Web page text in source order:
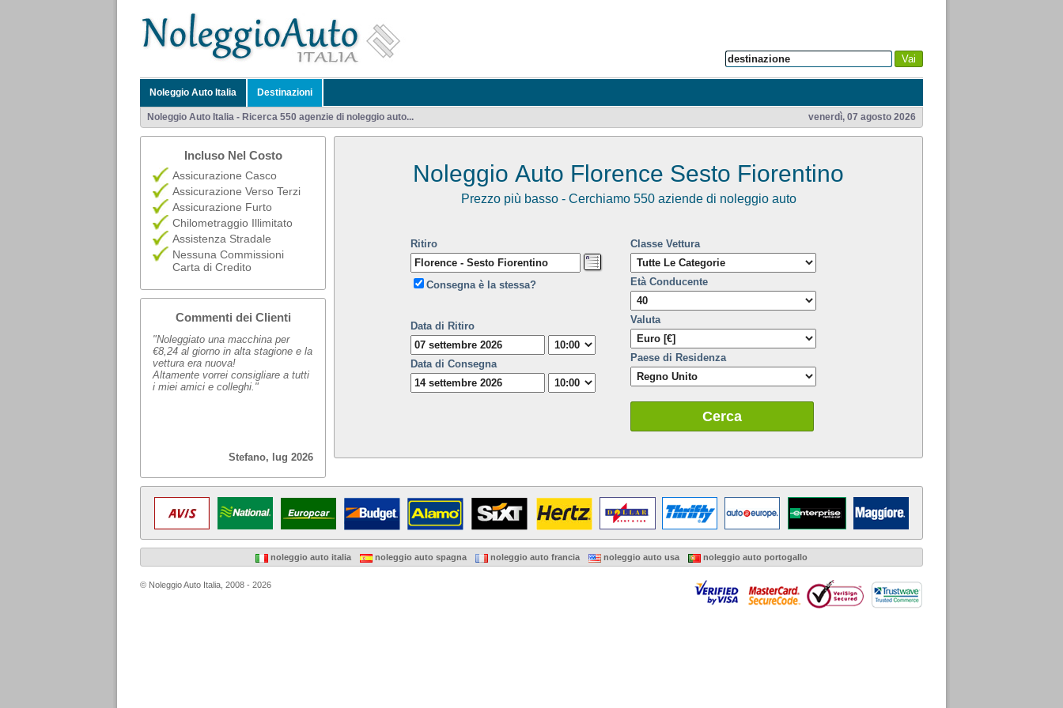
Vai
Noleggio Auto Italia Destinazioni
Noleggio Auto Italia - Ricerca 550 agenzie di noleggio auto... venerdì, 07 agosto 2026
Incluso Nel Costo
Assicurazione Casco
Assicurazione Verso Terzi
Assicurazione Furto
Chilometraggio Illimitato
Assistenza Stradale
Nessuna Commissioni
Carta di Credito
Commenti dei Clienti
"Noleggiato una macchina per
€8,24 al giorno in alta stagione e la
vettura era nuova!
Altamente vorrei consigliare a tutti
i miei amici e colleghi."
Stefano, lug 2026
Noleggio Auto Florence Sesto Fiorentino
Prezzo più basso - Cerchiamo 550 aziende di noleggio auto
Ritiro
Consegna è la stessa?
Data di Ritiro
Data di Consegna
Classe Vettura
Età Conducente
Valuta
Paese di Residenza
Cerca
noleggio auto italia noleggio auto spagna noleggio auto francia noleggio auto usa noleggio auto portogallo
© Noleggio Auto Italia, 2008 - 2026